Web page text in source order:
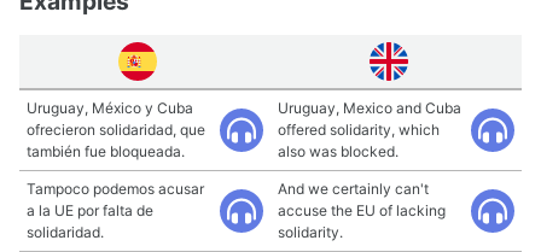
Uruguay, México y Cuba
ofrecieron solidaridad, que
también fue bloqueada.
Uruguay, Mexico and Cuba
offered solidarity, which
also was blocked.
Tampoco podemos acusar
a la UE por falta de
solidaridad.
And we certainly can't
accuse the EU of lacking
solidarity.